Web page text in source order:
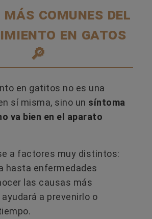
comunes del
en gatos
🔎
en gatitos no es una
sí misma, sino un síntoma
va bien en el aparato
a factores muy distintos:
hasta enfermedades
las causas más
a prevenirlo o